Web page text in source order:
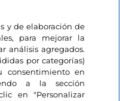
y de elaboración de
para mejorar la
análisis agregados.
por categorías)
consentimiento en
a la sección
en "Personalizar